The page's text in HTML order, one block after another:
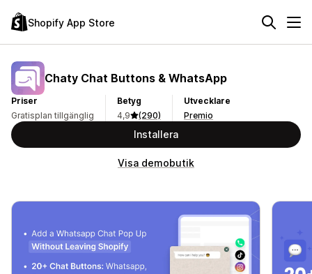
Shopify App Store
Chaty Chat Buttons & WhatsApp
Priser
Gratisplan tillgänglig
Betyg
4,9
(290)
Utvecklare
Premio
Installera
Visa demobutik